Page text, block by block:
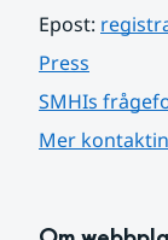
Epost:
Press
SMHIs
Mer